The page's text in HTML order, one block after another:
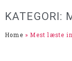
KATEGORI:
Home » Mest læste